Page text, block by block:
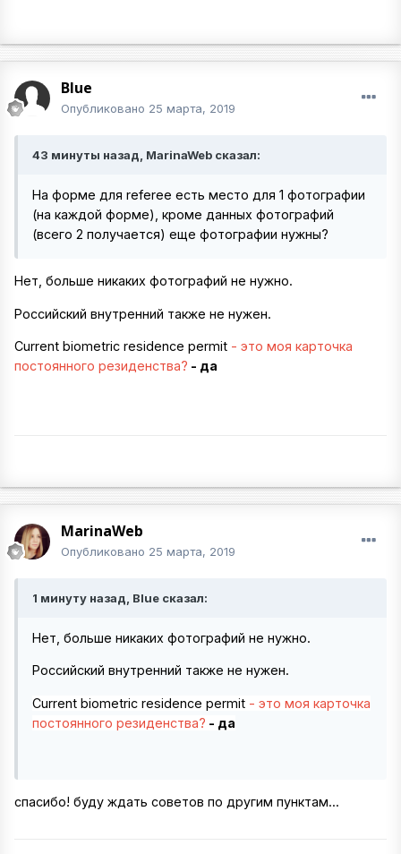
Blue
Опубликовано 25 марта, 2019
43 минуты назад, MarinaWeb сказал:
На форме для referee есть место для 1 фотографии
(на каждой форме), кроме данных фотографий
(всего 2 получается) еще фотографии нужны?
Нет, больше никаких фотографий не нужно.
Российский внутренний также не нужен.
Current biometric residence permit - это моя карточка
постоянного резиденства? - да
MarinaWeb
Опубликовано 25 марта, 2019
1 минуту назад, Blue сказал:
Нет, больше никаких фотографий не нужно.
Российский внутренний также не нужен.
Current biometric residence permit - это моя карточка
постоянного резиденства? - да
спасибо! буду ждать советов по другим пунктам...